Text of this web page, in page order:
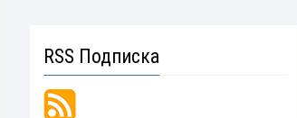
RSS Подписка